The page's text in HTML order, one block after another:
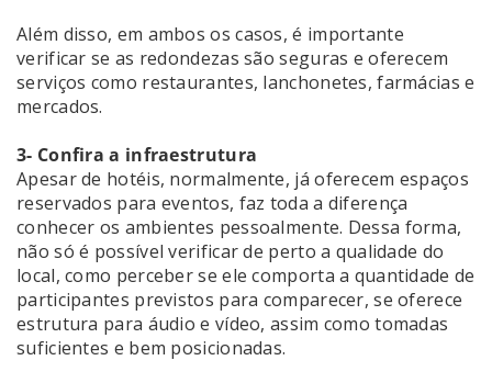
Além disso, em ambos os casos, é importante
verificar se as redondezas são seguras e oferecem
serviços como restaurantes, lanchonetes, farmácias e
mercados.
3- Confira a infraestrutura
Apesar de hotéis, normalmente, já oferecem espaços
reservados para eventos, faz toda a diferença
conhecer os ambientes pessoalmente. Dessa forma,
não só é possível verificar de perto a qualidade do
local, como perceber se ele comporta a quantidade de
participantes previstos para comparecer, se oferece
estrutura para áudio e vídeo, assim como tomadas
suficientes e bem posicionadas.